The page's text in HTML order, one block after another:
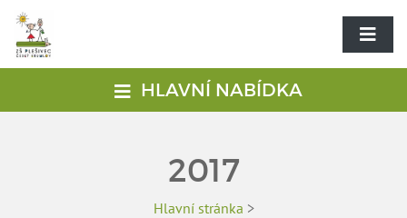
HLAVNÍ NABÍDKA
2017
Hlavní stránka >